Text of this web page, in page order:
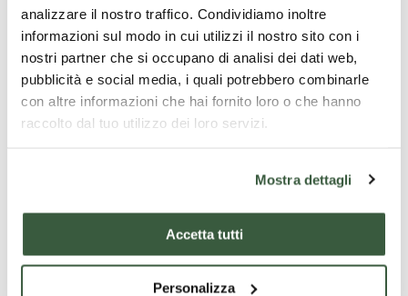
analizzare il nostro traffico. Condividiamo inoltre
informazioni sul modo in cui utilizzi il nostro sito con i
nostri partner che si occupano di analisi dei dati web,
pubblicità e social media, i quali potrebbero combinarle
con altre informazioni che hai fornito loro o che hanno
raccolto dal tuo utilizzo dei loro servizi.
Mostra dettagli
Accetta tutti
Personalizza
- Noleggio Vespa mezza giornata
- Degustazione di vini in cantina
Ce qui n'est pas inclus